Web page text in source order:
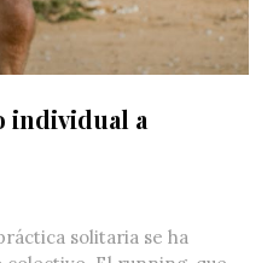
individual a
solitaria se ha